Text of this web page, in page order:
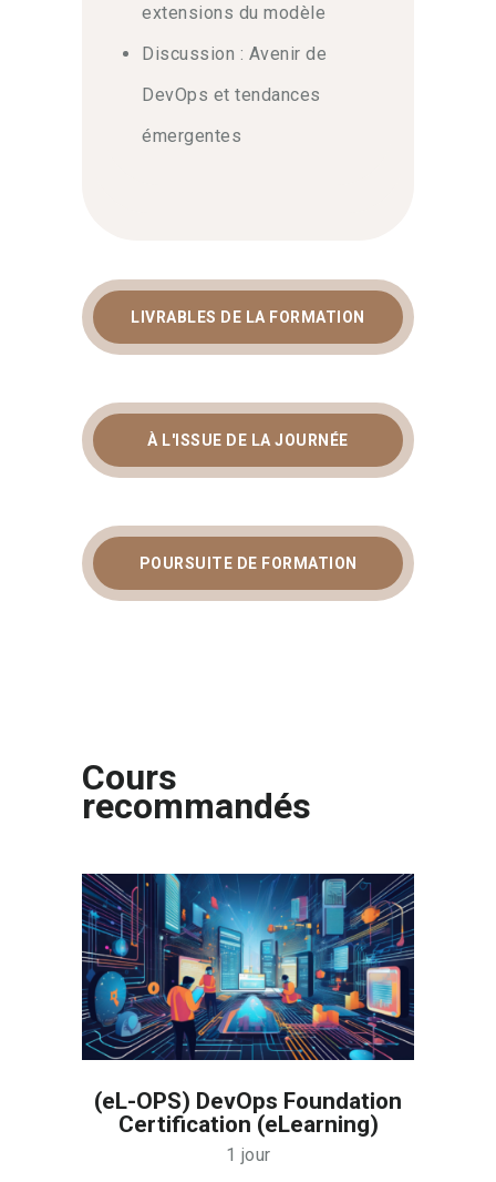
extensions du modèle
Discussion : Avenir de
DevOps et tendances
émergentes
LIVRABLES DE LA FORMATION
À L'ISSUE DE LA JOURNÉE
POURSUITE DE FORMATION
Cours
recommandés
(eL-OPS) DevOps Foundation
Certification (eLearning)
1 jour